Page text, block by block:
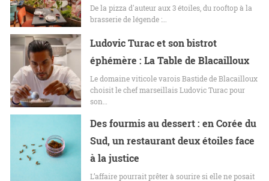
De la pizza d'auteur aux 3 étoiles, du rooftop à la
brasserie de légende :…
Ludovic Turac et son bistrot
éphémère : La Table de Blacailloux
Le domaine viticole varois Bastide de Blacailloux
choisit le chef marseillais Ludovic Turac pour
son…
Des fourmis au dessert : en Corée du
Sud, un restaurant deux étoiles face
à la justice
L’affaire pourrait prêter à sourire si elle ne posait